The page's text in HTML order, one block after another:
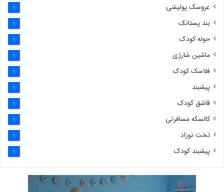
عروسک پولیشی 1
بند پستانک 1
حوله کودک 1
ماشین شارژی 1
فلاسک کودک 1
پیشبند 1
قاشق کودک 1
کالسکه مسافرتی 1
تخت نوزاد 1
پیشبند کودک 1